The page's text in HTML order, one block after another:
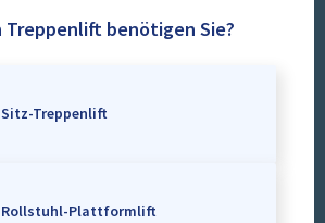
Treppenlift benötigen Sie?
Sitz-Treppenlift
Rollstuhl-Plattformlift